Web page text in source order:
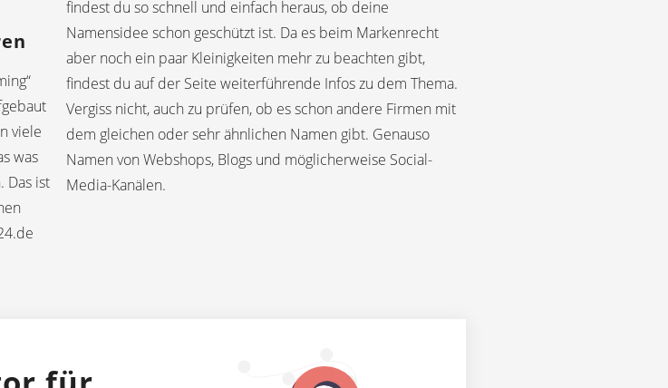
viele
was
Das ist
findest du so schnell und einfach heraus, ob deine
Namensidee schon geschützt ist. Da es beim Markenrecht
aber noch ein paar Kleinigkeiten mehr zu beachten gibt,
findest du auf der Seite weiterführende Infos zu dem Thema.
Vergiss nicht, auch zu prüfen, ob es schon andere Firmen mit
dem gleichen oder sehr ähnlichen Namen gibt. Genauso
Namen von Webshops, Blogs und möglicherweise Social-
Media-Kanälen.